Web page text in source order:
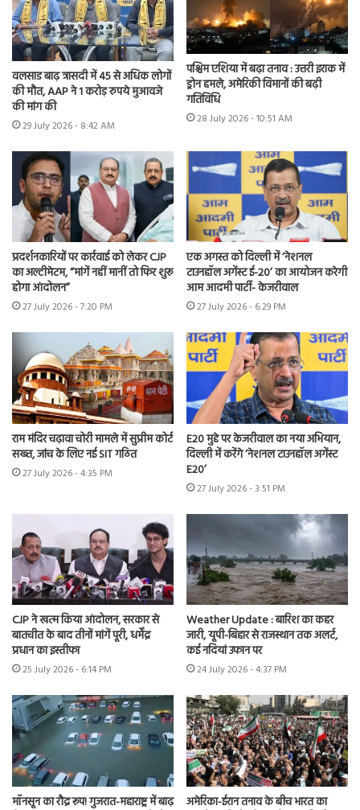
वलसाड बाढ़ त्रासदी में 45 से अधिक लोगों
की मौत, AAP ने 1 करोड़ रुपये मुआवजे
की मांग की
29 July 2026 - 8:42 AM
पश्चिम एशिया में बढ़ा तनाव : उत्तरी इराक में
ड्रोन हमले, अमेरिकी विमानों की बढ़ी
गतिविधि
28 July 2026 - 10:51 AM
प्रदर्शनकारियों पर कार्रवाई को लेकर CJP
का अल्टीमेटम, “मांगें नहीं मानीं तो फिर शुरू
होगा आंदोलन”
27 July 2026 - 7:20 PM
एक अगस्त को दिल्ली में ‘नेशनल
टाउनहॉल अगेंस्ट ई-20’ का आयोजन करेगी
आम आदमी पार्टी- केजरीवाल
27 July 2026 - 6:29 PM
राम मंदिर चढ़ावा चोरी मामले में सुप्रीम कोर्ट
सख्त, जांच के लिए नई SIT गठित
27 July 2026 - 4:35 PM
E20 मुद्दे पर केजरीवाल का नया अभियान,
दिल्ली में करेंगे ‘नेशनल टाउनहॉल अगेंस्ट
E20’
27 July 2026 - 3:51 PM
CJP ने खत्म किया आंदोलन, सरकार से
बातचीत के बाद तीनों मांगें पूरी, धर्मेंद्र
प्रधान का इस्तीफा
25 July 2026 - 6:14 PM
Weather Update : बारिश का कहर
जारी, यूपी-बिहार से राजस्थान तक अलर्ट,
कई नदियां उफान पर
24 July 2026 - 4:37 PM
मॉनसून का रौद्र रूप! गुजरात-महाराष्ट्र में बाढ़
अमेरिका-ईरान तनाव के बीच भारत का